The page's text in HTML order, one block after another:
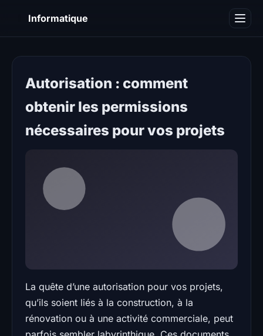
Informatique
Autorisation : comment
obtenir les permissions
nécessaires pour vos projets
La quête d’une autorisation pour vos projets,
qu’ils soient liés à la construction, à la
rénovation ou à une activité commerciale, peut